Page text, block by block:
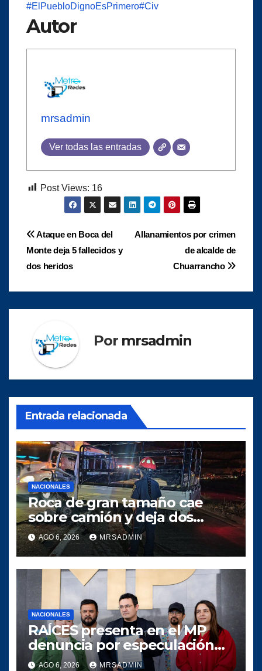
#ElPuebloDignoEsPrimero#Civ
Autor
mrsadmin
Ver todas las entradas
Post Views: 16
Navegación
de
entradas
Allanamientos por crimen
de alcalde de
Chuarrancho
Ataque en Boca del
Monte deja 5 fallecidos y
dos heridos
Por mrsadmin
Entrada relacionada
NACIONALES
Roca de gran tamaño cae
sobre camión y deja dos
heridos en ruta al Atlántico
AGO 6, 2026 MRSADMIN
NACIONALES
RAÍCES presenta en el MP
denuncia por especulación
en los precios de combustible
AGO 6, 2026 MRSADMIN